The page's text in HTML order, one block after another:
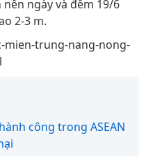
ngày và đêm 19/6
2-3 m.
mien-trung-nang-nong-
công trong ASEAN